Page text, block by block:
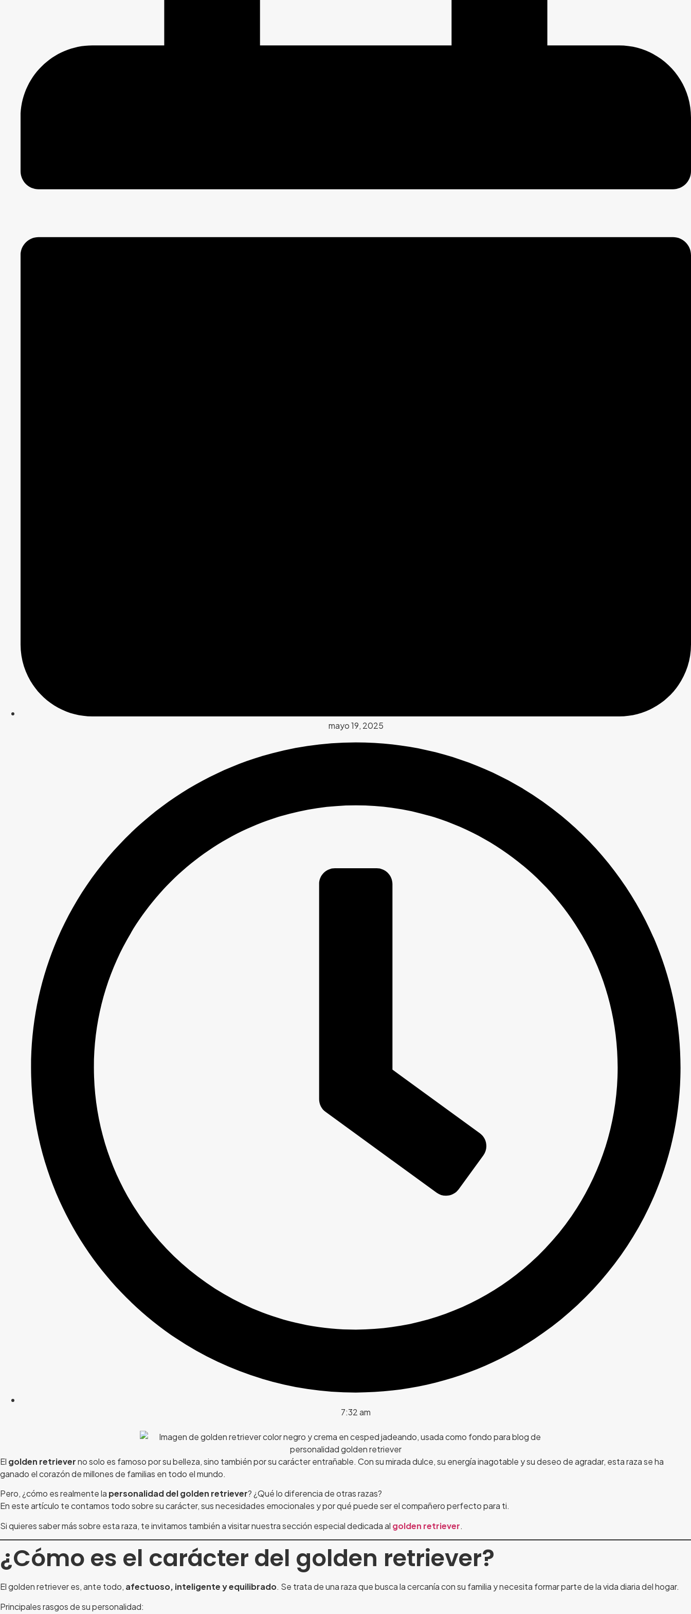
mayo 19, 2025
7:32 am
El golden retrieverno solo es famoso por su belleza, sino también por su carácter entrañable. Con su mirada dulce, su energía inagotable y su deseo de agradar, esta raza se ha
ganado el corazón de millones de familias en todo el mundo.
Pero, ¿cómo es realmente la personalidad del golden retriever? ¿Qué lo diferencia de otras razas?
En este artículo te contamos todo sobre su carácter, sus necesidades emocionales y por qué puede ser el compañero perfecto para ti.
Si quieres saber más sobre esta raza, te invitamos también a visitar nuestra sección especial dedicada al golden retriever.
¿Cómo es el carácter del golden retriever?
El golden retriever es, ante todo, afectuoso, inteligente y equilibrado. Se trata de una raza que busca la cercanía con su familia y necesita formar parte de la vida diaria del hogar.
Principales rasgos de su personalidad: